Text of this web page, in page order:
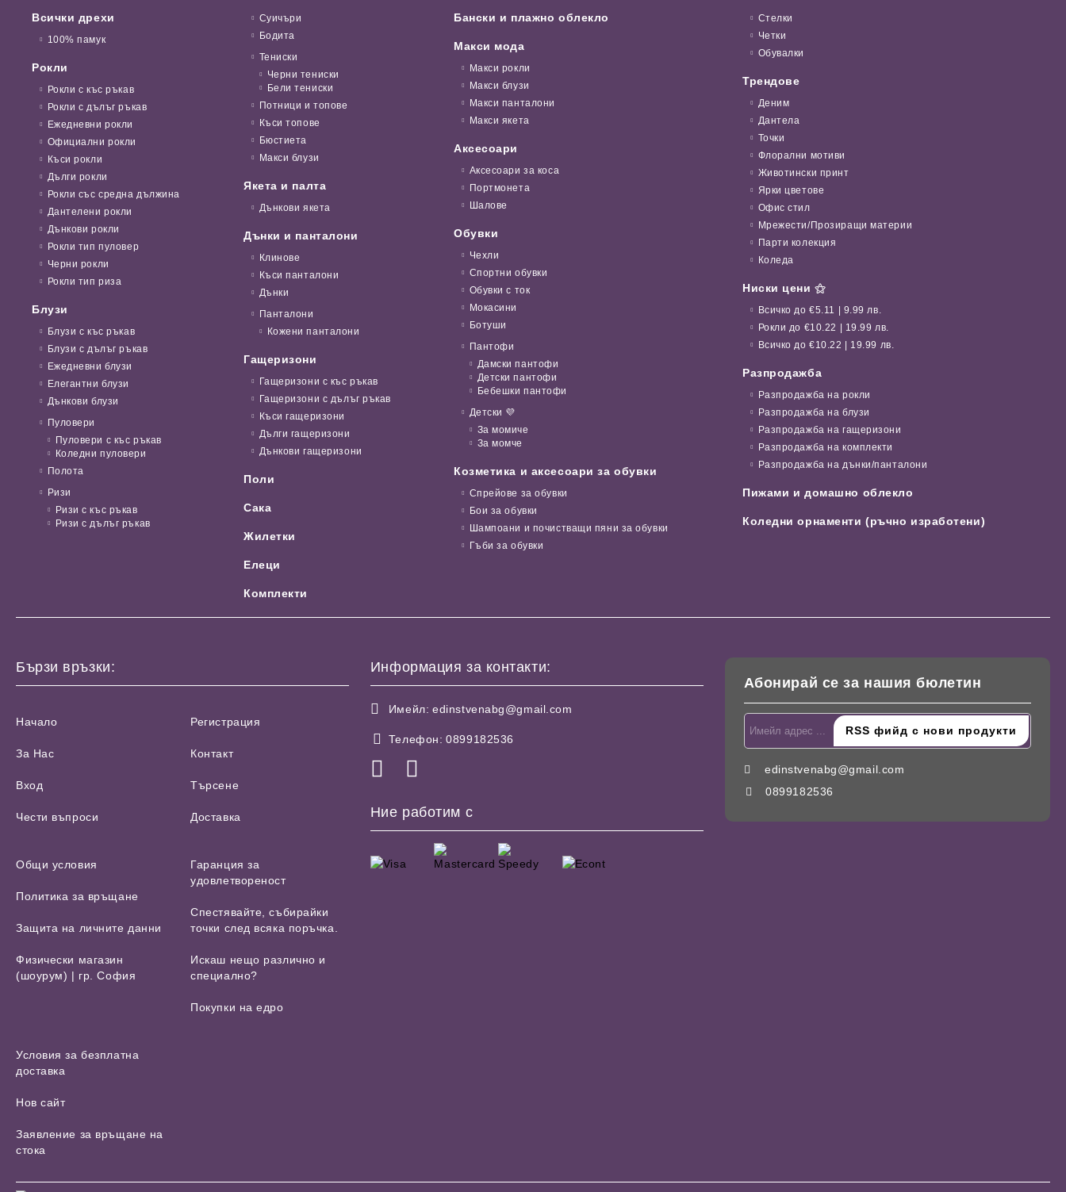
Всички дрехи
100% памук
Рокли
Рокли с къс ръкав
Рокли с дълъг ръкав
Ежедневни рокли
Официални рокли
Къси рокли
Дълги рокли
Рокли със средна дължина
Дантелени рокли
Дънкови рокли
Рокли тип пуловер
Черни рокли
Рокли тип риза
Блузи
Блузи с къс ръкав
Блузи с дълъг ръкав
Ежедневни блузи
Елегантни блузи
Дънкови блузи
Пуловери
Пуловери с къс ръкав
Коледни пуловери
Полота
Ризи
Ризи с къс ръкав
Ризи с дълъг ръкав
Суичъри
Бодита
Тениски
Черни тениски
Бели тениски
Потници и топове
Къси топове
Бюстиета
Макси блузи
Якета и палта
Дънкови якета
Дънки и панталони
Клинове
Къси панталони
Дънки
Панталони
Кожени панталони
Гащеризони
Гащеризони с къс ръкав
Гащеризони с дълъг ръкав
Къси гащеризони
Дълги гащеризони
Дънкови гащеризони
Поли
Сака
Жилетки
Елеци
Комплекти
Бански и плажно облекло
Макси мода
Макси рокли
Макси блузи
Макси панталони
Макси якета
Аксесоари
Аксесоари за коса
Портмонета
Шалове
Обувки
Чехли
Спортни обувки
Обувки с ток
Мокасини
Ботуши
Пантофи
Дамски пантофи
Детски пантофи
Бебешки пантофи
Детски 💜
За момиче
За момче
Козметика и аксесоари за обувки
Спрейове за обувки
Бои за обувки
Шампоани и почистващи пяни за обувки
Гъби за обувки
Стелки
Четки
Обувалки
Трендове
Деним
Дантела
Точки
Флорални мотиви
Животински принт
Ярки цветове
Офис стил
Мрежести/Прозиращи материи
Парти колекция
Коледа
Ниски цени ⚝
Всичко до €5.11 | 9.99 лв.
Рокли до €10.22 | 19.99 лв.
Всичко до €10.22 | 19.99 лв.
Разпродажба
Разпродажба на рокли
Разпродажба на блузи
Разпродажба на гащеризони
Разпродажба на комплекти
Разпродажба на дънки/панталони
Пижами и домашно облекло
Коледни орнаменти (ръчно изработени)
Бързи връзки:
Начало
За Нас
Вход
Чести въпроси
Регистрация
Контакт
Търсене
Доставка
Общи условия
Политика за връщане
Защита на личните данни
Физически магазин
(шоурум) | гр. София
Гаранция за
удовлетвореност
Спестявайте, събирайки
точки след всяка поръчка.
Искаш нещо различно и
специално?
Покупки на едро
Условия за безплатна
доставка
Нов сайт
Заявление за връщане на
стока
Информация за контакти:
Имейл: edinstvenabg@gmail.com
Телефон: 0899182536
Ние работим с
Абонирай се за нашия бюлетин
edinstvenabg@gmail.com
0899182536